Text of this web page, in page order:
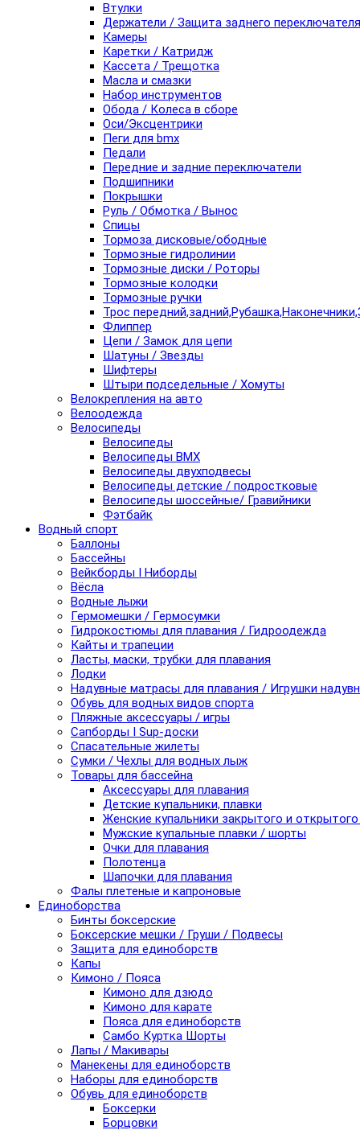
Втулки
Держатели / Защита заднего переключателя
Камеры
Каретки / Катридж
Кассета / Трещотка
Масла и смазки
Набор инструментов
Обода / Колеса в сборе
Оси/Эксцентрики
Пеги для bmx
Педали
Передние и задние переключатели
Подшипники
Покрышки
Руль / Обмотка / Вынос
Спицы
Тормоза дисковые/ободные
Тормозные гидролинии
Тормозные диски / Роторы
Тормозные колодки
Тормозные ручки
Трос
Флиппер
Цепи / Замок для цепи
Шатуны / Звезды
Шифтеры
Штыри подседельные / Хомуты
Велокрепления на авто
Велоодежда
Велосипеды
Велосипеды
Велосипеды BMX
Велосипеды двухподвесы
Велосипеды детские / подростковые
Велосипеды шоссейные/ Гравийники
Фэтбайк
Водный спорт
Баллоны
Бассейны
Вейкборды I Ниборды
Вёсла
Водные лыжи
Гермомешки / Гермосумки
Гидрокостюмы для плавания / Гидроодежда
Кайты и трапеции
Ласты, маски, трубки для плавания
Лодки
Надувные матрасы для плавания / Игрушки
Обувь для водных видов спорта
Пляжные аксессуары / игры
Сапборды I Sup-доски
Спасательные жилеты
Сумки / Чехлы для водных лыж
Товары для бассейна
Аксессуары для плавания
Детские купальники, плавки
Женские купальники закрытого и
Мужские купальные плавки / шорты
Очки для плавания
Полотенца
Шапочки для плавания
Фалы плетеные и капроновые
Единоборства
Бинты боксерские
Боксерские мешки / Груши / Подвесы
Защита для единоборств
Капы
Кимоно / Пояса
Кимоно для дзюдо
Кимоно для карате
Пояса для единоборств
Самбо Куртка Шорты
Лапы / Макивары
Манекены для единоборств
Наборы для единоборств
Обувь для единоборств
Боксерки
Борцовки